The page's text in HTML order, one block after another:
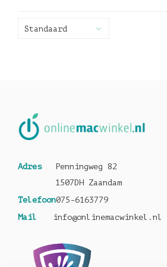
Standaard
Adres
Penningweg 82
1507DH Zaandam
Telefoon075-6163779
Mail
info@onlinemacwinkel.nl